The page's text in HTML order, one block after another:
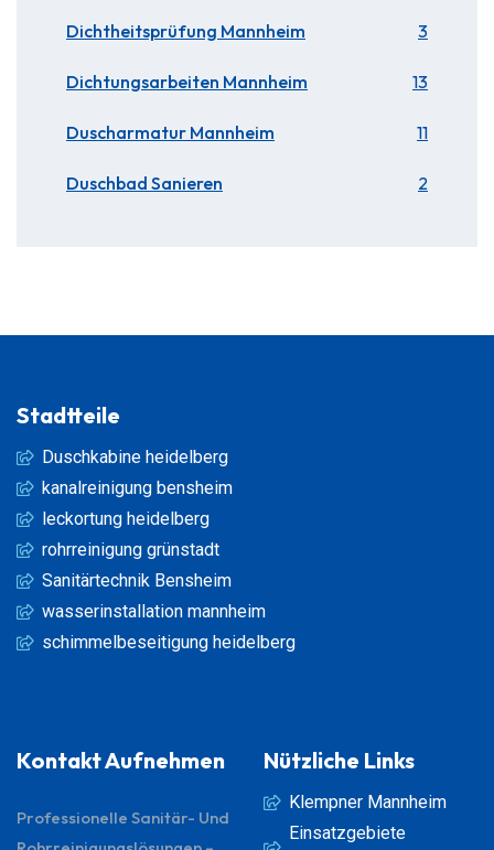
Dichtheitsprüfung Mannheim 3
Dichtungsarbeiten Mannheim 13
Duscharmatur Mannheim 11
Duschbad Sanieren 2
Kontakt Aufnehmen
Professionelle Sanitär- Und
Nützliche Links
Klempner Mannheim
Einsatzgebiete
Stadtteile
Duschkabine heidelberg
kanalreinigung bensheim
leckortung heidelberg
rohrreinigung grünstadt
Sanitärtechnik Bensheim
wasserinstallation mannheim
schimmelbeseitigung heidelberg